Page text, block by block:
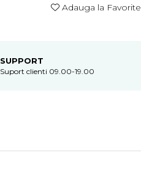
Adauga la Favorite
SUPPORT
Suport clienti 09.00-19.00